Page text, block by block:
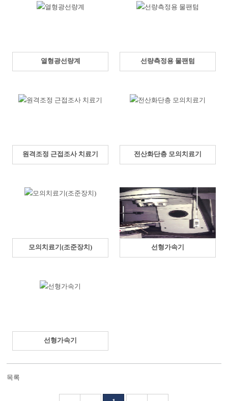
열형광선량계 선량측정용 물팬텀
원격조정 근접조사 치료기 전산화단층 모의치료기
모의치료기(조준장치) 선형가속기
선형가속기
목록